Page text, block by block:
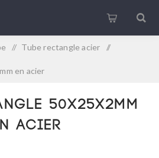
/ Tube rectangle acier /
en acier
50x25x2mm
acier